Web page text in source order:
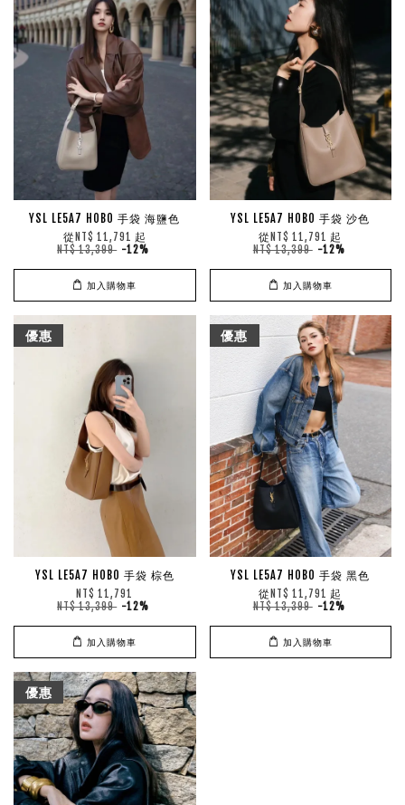
YSL LE5A7 HOBO 手袋 海鹽色
從 NT$ 11,791 起
NT$ 13,399 -12%
加入購物車
YSL LE5A7 HOBO 手袋 沙色
從 NT$ 11,791 起
NT$ 13,399 -12%
加入購物車
優惠
YSL LE5A7 HOBO 手袋 棕色
NT$ 11,791
NT$ 13,399 -12%
加入購物車
優惠
YSL LE5A7 HOBO 手袋 黑色
從 NT$ 11,791 起
NT$ 13,399 -12%
加入購物車
優惠